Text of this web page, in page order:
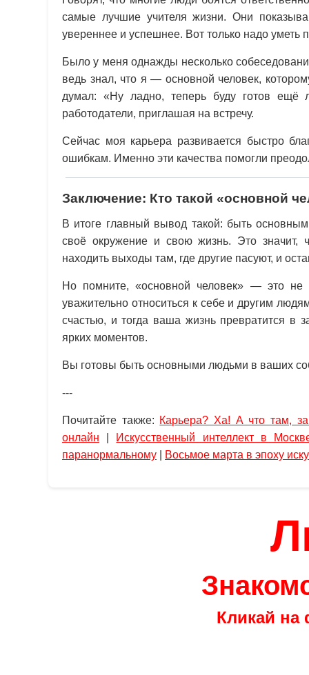
самые лучшие учителя жизни. Они
увереннее и успешнее. Вот только надо
Было у меня однажды несколько
ведь знал, что я — основной человек,
думал: «Ну ладно, теперь буду готов ещё
работодатели, приглашая на встречу.
Сейчас моя карьера развивается быстро
ошибкам. Именно эти качества помогли
Заключение: Кто такой «основной
В итоге главный вывод такой: быть основным
своё окружение и свою жизнь. Это значит,
находить выходы там, где другие пасуют, и
Но помните, «основной человек» — это не
уважительно относиться к себе и другим
счастью, и тогда ваша жизнь превратится
ярких моментов.
Вы готовы быть основными людьми в ваших
---
Почитайте также: Карьера? Ха! А что там,
онлайн
Искусственный интеллект в
паранормальному
Восьмое марта в эпоху
Кликай на